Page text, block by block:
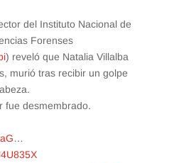
del Instituto Nacional de
Forenses
) reveló que Natalia Villalba
murió tras recibir un golpe
fue desmembrado.
…